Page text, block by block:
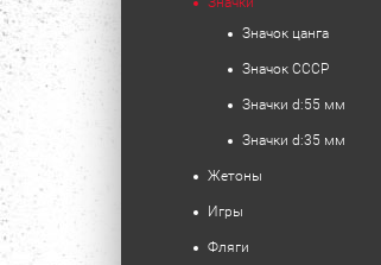
Значок цанга
Значок СССР
Значки d:55 мм
Значки d:35 мм
Жетоны
Игры
Фляги